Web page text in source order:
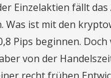
Einzelaktien fällt
Was ist mit den
Pips beginnen.
von der